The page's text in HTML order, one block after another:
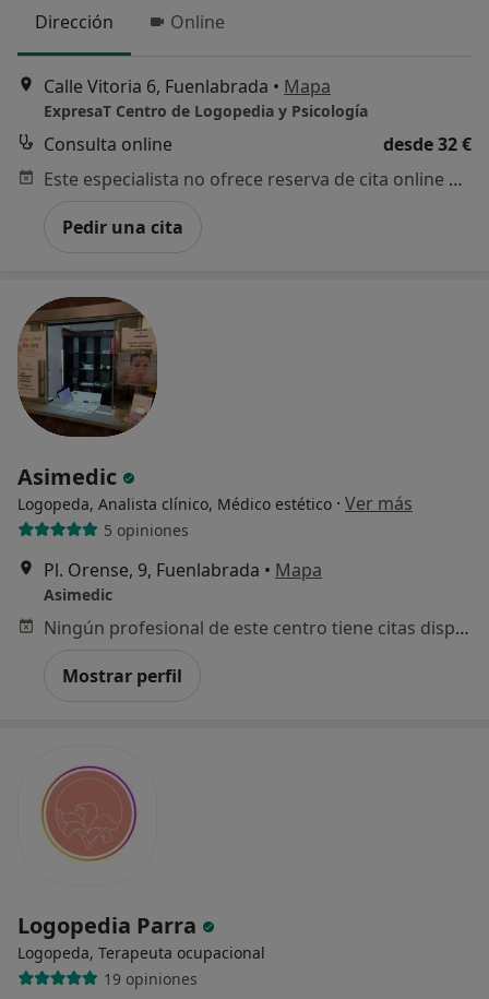
Dirección Online
Calle Vitoria 6, Fuenlabrada • Mapa
ExpresaT Centro de Logopedia y Psicología
Consulta online
desde 32 €
Este especialista no ofrece reserva de cita online en esta dirección.
Pedir una cita
Asimedic
Logopeda, Analista clínico, Médico estético · Ver más
5 opiniones
Pl. Orense, 9, Fuenlabrada • Mapa
Asimedic
Ningún profesional de este centro tiene citas disponibles
Mostrar perfil
Logopedia Parra
Logopeda, Terapeuta ocupacional
19 opiniones